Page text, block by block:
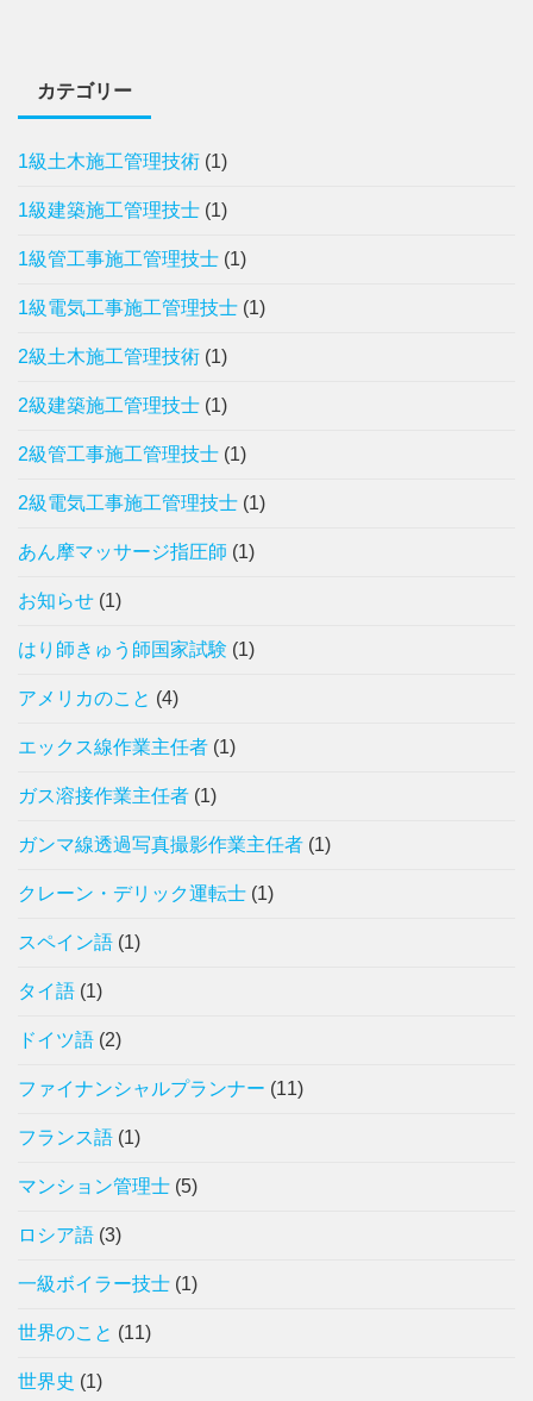
カテゴリー
1級土木施工管理技術 (1)
1級建築施工管理技士 (1)
1級管工事施工管理技士 (1)
1級電気工事施工管理技士 (1)
2級土木施工管理技術 (1)
2級建築施工管理技士 (1)
2級管工事施工管理技士 (1)
2級電気工事施工管理技士 (1)
あん摩マッサージ指圧師 (1)
お知らせ (1)
はり師きゅう師国家試験 (1)
アメリカのこと (4)
エックス線作業主任者 (1)
ガス溶接作業主任者 (1)
ガンマ線透過写真撮影作業主任者 (1)
クレーン・デリック運転士 (1)
スペイン語 (1)
タイ語 (1)
ドイツ語 (2)
ファイナンシャルプランナー (11)
フランス語 (1)
マンション管理士 (5)
ロシア語 (3)
一級ボイラー技士 (1)
世界のこと (11)
世界史 (1)